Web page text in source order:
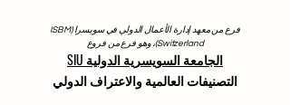
فرع من معهد إدارة الأعمال الدولي في سويسرا (ISBM
Switzerland)، وهو فرع من فروع
الجامعة السويسرية الدولية SIU
التصنيفات العالمية والاعتراف الدولي